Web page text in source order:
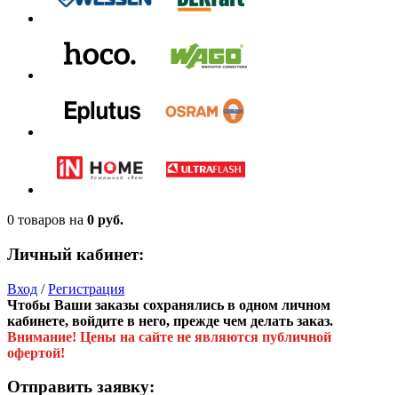
0 товаров на 0 руб.
Личный кабинет:
Вход /Регистрация
Чтобы Ваши заказы сохранялись в одном личном
кабинете, войдите в него, прежде чем делать заказ.
Внимание! Цены на сайте не являются публичной
офертой!
Отправить заявку: